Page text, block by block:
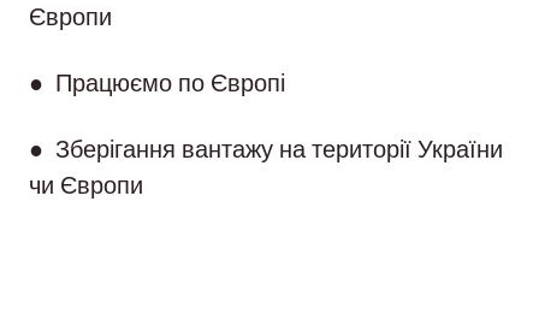
Європи
● Працюємо по Європі
● Зберігання вантажу на території України
чи Європи